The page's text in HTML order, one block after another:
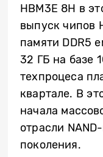
HBM3E 8H в
выпуск чипов
памяти DDR5
32 ГБ на базе
техпроцеса
квартале. В
начала
отрасли
поколения.